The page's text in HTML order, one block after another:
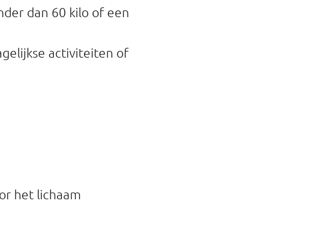
dan 60 kilo of een
activiteiten of
het lichaam